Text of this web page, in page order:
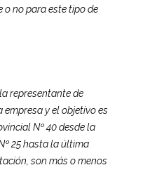
o no para este tipo de
representante de
y el objetivo es
Nº 40 desde la
25 hasta la última
son más o menos